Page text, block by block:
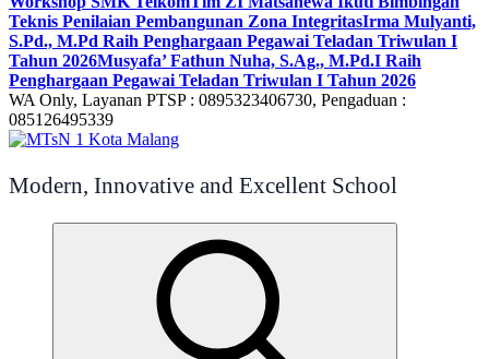
Teknis Penilaian Pembangunan Zona IntegritasIrma Mulyanti,
S.Pd., M.Pd Raih Penghargaan Pegawai Teladan Triwulan I
Tahun 2026Musyafa’ Fathun Nuha, S.Ag., M.Pd.I Raih
Penghargaan Pegawai Teladan Triwulan I Tahun 2026
WA Only, Layanan PTSP : 0895323406730, Pengaduan :
085126495339
Modern, Innovative and Excellent School